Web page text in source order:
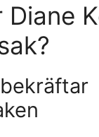
Diane